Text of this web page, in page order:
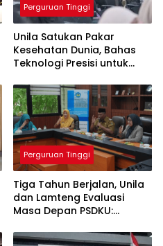
Perguruan Tinggi
Unila Satukan Pakar
Kesehatan Dunia, Bahas
Teknologi Presisi untuk
Medis
Perguruan Tinggi
Tiga Tahun Berjalan, Unila
dan Lamteng Evaluasi
Masa Depan PSDKU:
Kampus Daerah